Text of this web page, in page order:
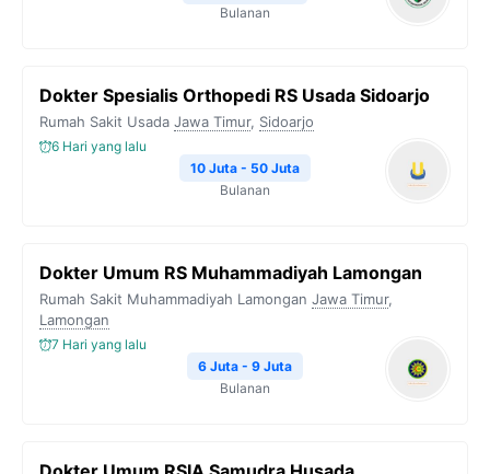
Bulanan
Dokter Spesialis Orthopedi RS Usada Sidoarjo
Rumah Sakit Usada Jawa Timur, Sidoarjo
6 Hari yang lalu
10 Juta - 50 Juta
Bulanan
Dokter Umum RS Muhammadiyah Lamongan
Rumah Sakit Muhammadiyah Lamongan Jawa Timur,
Lamongan
7 Hari yang lalu
6 Juta - 9 Juta
Bulanan